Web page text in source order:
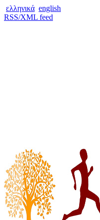
ελληνικά english
RSS/XML feed